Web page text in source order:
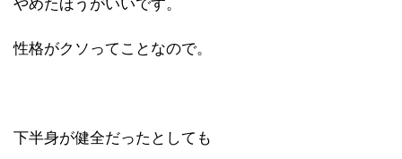
やめたほうがいいです。
性格がクソってことなので。
下半身が健全だったとしても